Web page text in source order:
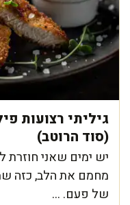
(סוד הרוטב)
יש ימים שאני
מחמם את הלב, כזה
של פעם. ...